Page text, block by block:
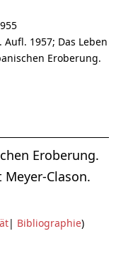
Aufl. 1957; Das Leben
Eroberung.
Eroberung.
Clason.
| Bibliographie)